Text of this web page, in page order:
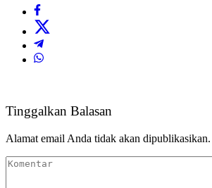
Tinggalkan Balasan
Alamat email Anda tidak akan dipublikasikan.